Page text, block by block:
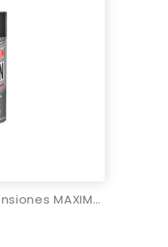
Limpiador de suspensiones MAXIMA RACING OIL - 13 oz. - Aerosol